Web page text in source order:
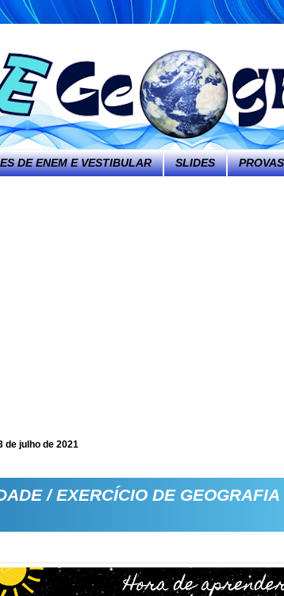
DE ENEM E VESTIBULAR SLIDES
de julho de 2021
/ EXERCÍCIO DE